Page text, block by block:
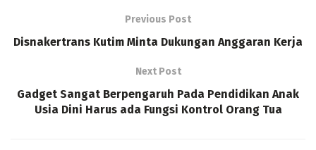
Previous Post
Disnakertrans Kutim Minta Dukungan Anggaran Kerja
Next Post
Gadget Sangat Berpengaruh Pada Pendidikan Anak
Usia Dini Harus ada Fungsi Kontrol Orang Tua